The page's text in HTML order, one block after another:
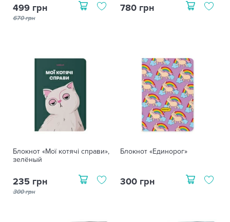
499 грн
670 грн
780 грн
Блокнот «Мої котячі справи»,
зелёный
235 грн
300 грн
Блокнот «Единорог»
300 грн